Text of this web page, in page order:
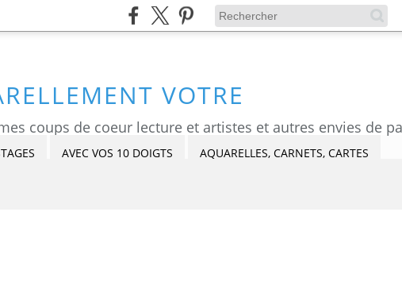
VOTRE
AVEC VOS 10 DOIGTS AQUARELLES, CARNETS, CARTES